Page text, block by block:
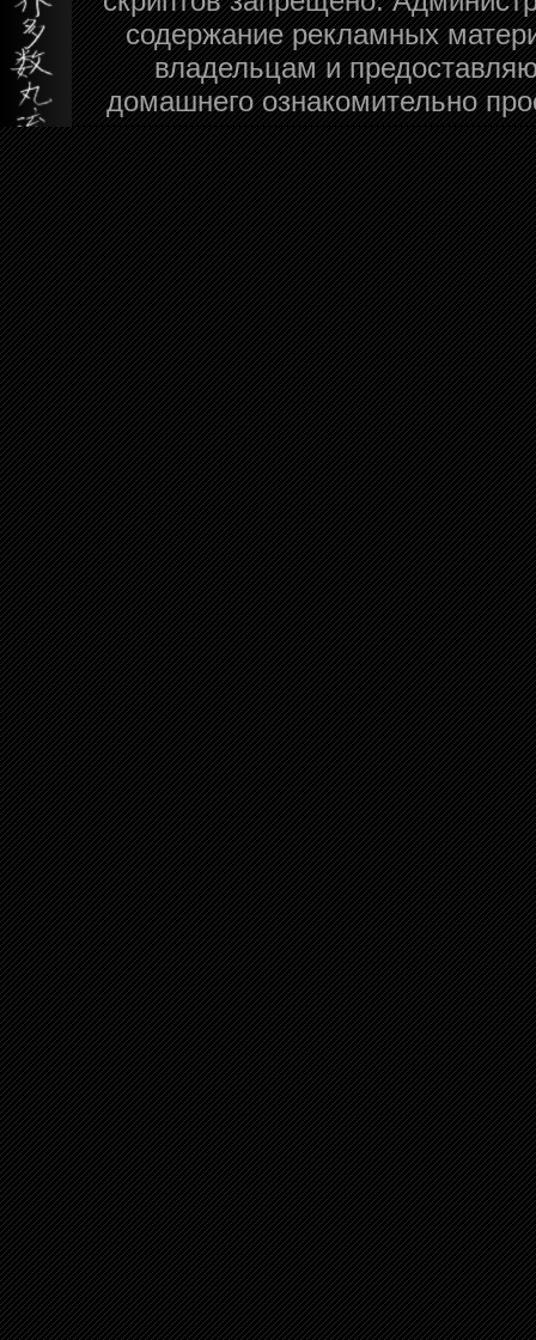
содержание рекламных
владельцам и
домашнего ознакомительно